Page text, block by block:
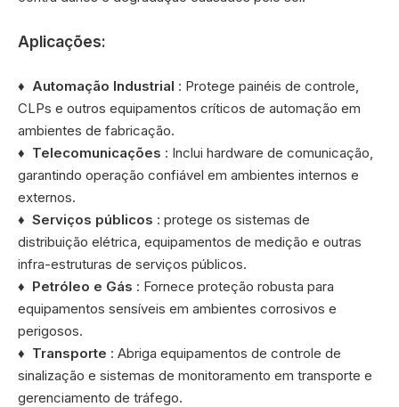
Aplicações:
♦ Automação Industrial : Protege painéis de controle,
CLPs e outros equipamentos críticos de automação em
ambientes de fabricação.
♦ Telecomunicações : Inclui hardware de comunicação,
garantindo operação confiável em ambientes internos e
externos.
♦ Serviços públicos : protege os sistemas de
distribuição elétrica, equipamentos de medição e outras
infra-estruturas de serviços públicos.
♦ Petróleo e Gás : Fornece proteção robusta para
equipamentos sensíveis em ambientes corrosivos e
perigosos.
♦ Transporte : Abriga equipamentos de controle de
sinalização e sistemas de monitoramento em transporte e
gerenciamento de tráfego.